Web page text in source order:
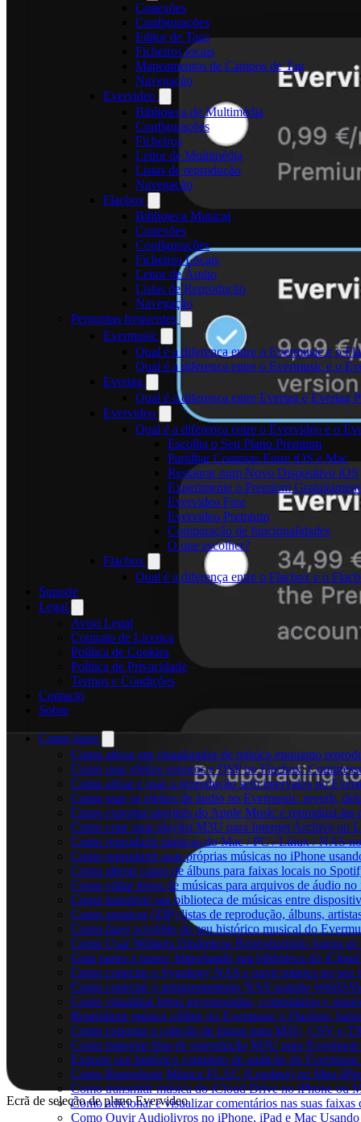
Conexões
Configurações
Editor de Tags
Ficheiros locais
Mapeamentos de Campos de Tag
Navegação
Evervideo
Biblioteca de Multimédia
Configurações
Ficheiros
Leitor de Multimédia
Listas de reprodução
Navegação
Flacbox
Biblioteca Musical
Conexões
Configurações
Ficheiros Locais
Leitor de Áudio
Listas de Reprodução
Navegação
Perguntas frequentes
Evermusic
Qual é a diferença entre o Evermusic e o
Qual é a diferença entre o Evermusic e o
Evertag
Qual é a diferença entre Evertag e Evertag
Evervideo
Qual é a diferença entre o Evervideo e o
Escolha o Seu Plano Premium
Partilhar Compras Entre iOS e Mac
Restaurar num Novo Dispositivo iOS
Experimente o Premium
Evervideo Free
Evervideo Premium
Comparação de funcionalidades
O que escolher?
Flacbox
Qual é a diferença entre o Flacbox e o
Suporte
Legal
Aviso Legal
Contrato de Licença
Política de Cookies
Política de Privacidade
Termos e Condições
Contacto
Sobre
Como fazer
Como ativar um visualizador de música enquanto
Como usar efeitos sonoros e DSP no Flacbox:
Como ativar e usar a reprodução sem intervalos no
Como usar os efeitos de áudio no Evermusic: reverb,
Como exportar playlists do Apple Music e reproduzi-las
Como criar uma playlist M3U para Internet Archive ou
Como reproduzir músicas do Mac / PC / Linux / NAS
Como reproduzir suas próprias músicas no iPhone
Como alterar capas de álbuns para faixas locais no
Como editar letras de músicas para arquivos de áudio
Como transferir sua biblioteca de músicas entre
Como arquivar (ZIP) listas de reprodução, álbuns,
Como fazer scrobble do seu histórico musical do
Como Usar Widgets Dinâmicos Reproduzindo Agora
Guia passo a passo: Importando sua biblioteca do
Como conectar o Synology NAS e ouvir música no seu
Como conectar o armazenamento NAS usando
Como visualizar letras incorporadas, comentários e
Reproduzir música offline no Evermusic e Flacbox:
Como exportar a coleção de faixas para M3U, CSV e
Como importar lista de reprodução M3U para
Exporte seu histórico completo de audição do
Como Reproduzir Música FLAC (Lossless) no Meu
Como transmitir música do iCloud Drive no iPhone ou
Como adicionar e visualizar comentários nas suas
Como Ouvir Audiolivros no iPhone, iPad e Mac
Ecrã de seleção de plano Evervideo